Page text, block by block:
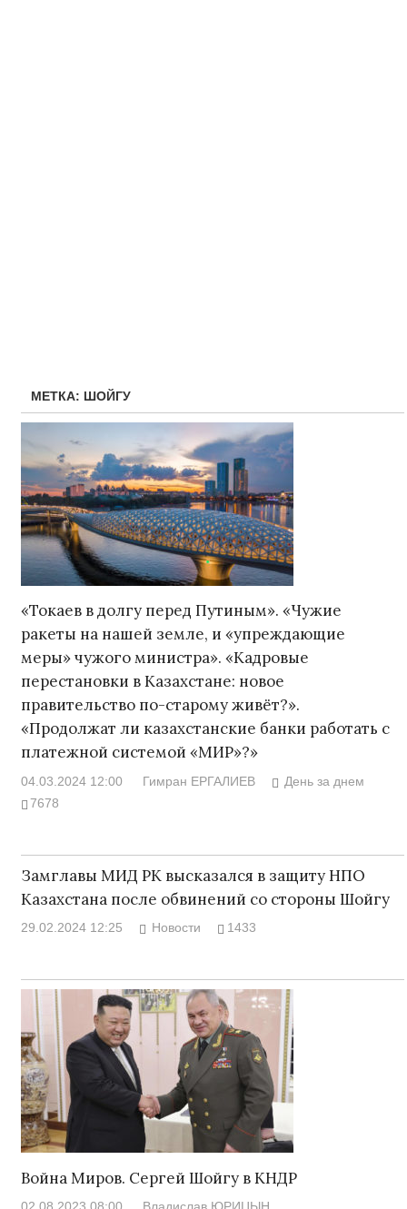
МЕТКА: ШОЙГУ
«Токаев в долгу перед Путиным». «Чужие
ракеты на нашей земле, и «упреждающие
меры» чужого министра». «Кадровые
перестановки в Казахстане: новое
правительство по-старому живёт?».
«Продолжат ли казахстанские банки работать с
платежной системой «МИР»?»
04.03.2024 12:00 Гимран ЕРГАЛИЕВ
День за днем
7678
Замглавы МИД РК высказался в защиту НПО
Казахстана после обвинений со стороны Шойгу
29.02.2024 12:25 Новости 1433
Война Миров. Сергей Шойгу в КНДР